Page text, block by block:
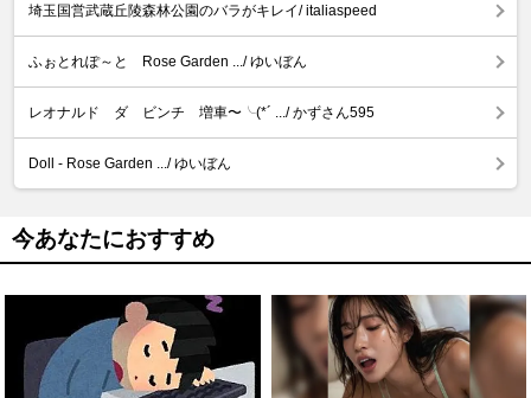
埼玉国営武蔵丘陵森林公園のバラがキレイ/ italiaspeed
ふぉとれぽ～と Rose Garden .../ ゆいぼん
レオナルド ダ ビンチ 増車〜╰(*´ .../ かずさん595
Doll - Rose Garden .../ ゆいぼん
今あなたにおすすめ